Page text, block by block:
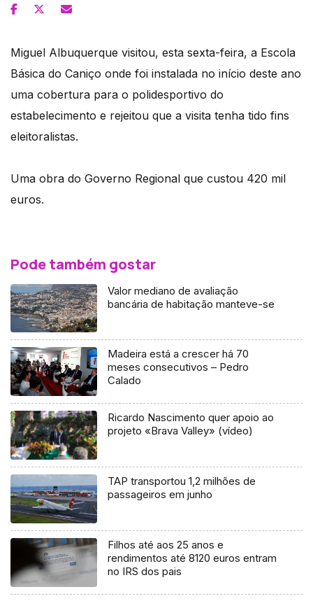
Miguel Albuquerque visitou, esta sexta-feira, a Escola
Básica do Caniço onde foi instalada no início deste ano
uma cobertura para o polidesportivo do
estabelecimento e rejeitou que a visita tenha tido fins
eleitoralistas.
Uma obra do Governo Regional que custou 420 mil
euros.
Pode também gostar
Valor mediano de avaliação
bancária de habitação manteve-se
Madeira está a crescer há 70
meses consecutivos – Pedro
Calado
Ricardo Nascimento quer apoio ao
projeto «Brava Valley» (vídeo)
TAP transportou 1,2 milhões de
passageiros em junho
Filhos até aos 25 anos e
rendimentos até 8120 euros entram
no IRS dos pais